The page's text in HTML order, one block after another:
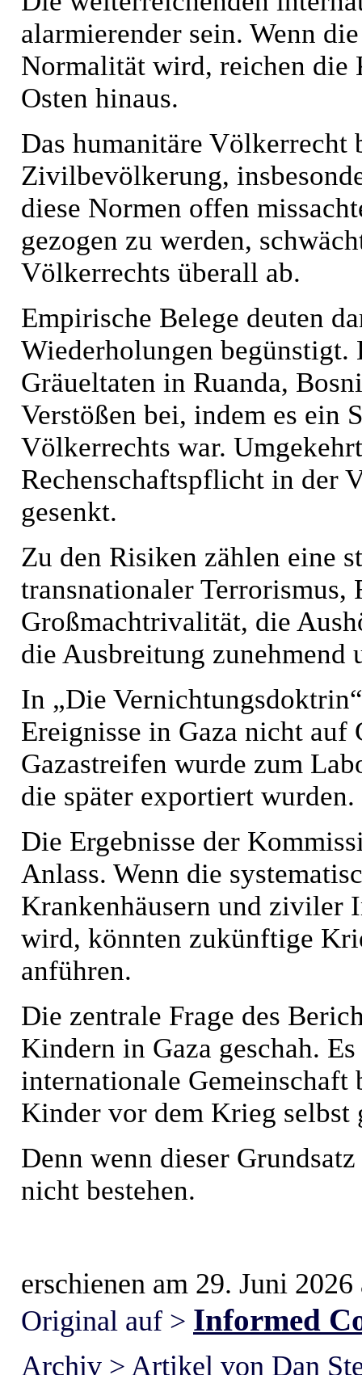
alarmierender sein. Wenn
Normalität wird, reichen die
Osten hinaus.
Das humanitäre Völkerrecht
Zivilbevölkerung,
diese Normen offen
gezogen zu werden,
Völkerrechts überall ab.
Empirische Belege deuten
Wiederholungen begünstigt.
Gräueltaten in Ruanda,
Verstößen bei, indem es ein
Völkerrechts war.
Rechenschaftspflicht in der
gesenkt.
Zu den Risiken zählen eine
transnationaler
Großmachtrivalität, die
die Ausbreitung
In „Die
Ereignisse in Gaza nicht auf
Gazastreifen wurde zum
die später exportiert wurden.
Die Ergebnisse der
Anlass. Wenn die
Krankenhäusern und
wird, könnten zukünftige
anführen.
Die zentrale Frage des
Kindern in Gaza geschah.
internationale Gemeinschaft
Kinder vor dem Krieg selbst
Denn wenn dieser
nicht bestehen.
erschienen am 29. Juni 2026
Original auf > Informed
Archiv > Artikel von Dan